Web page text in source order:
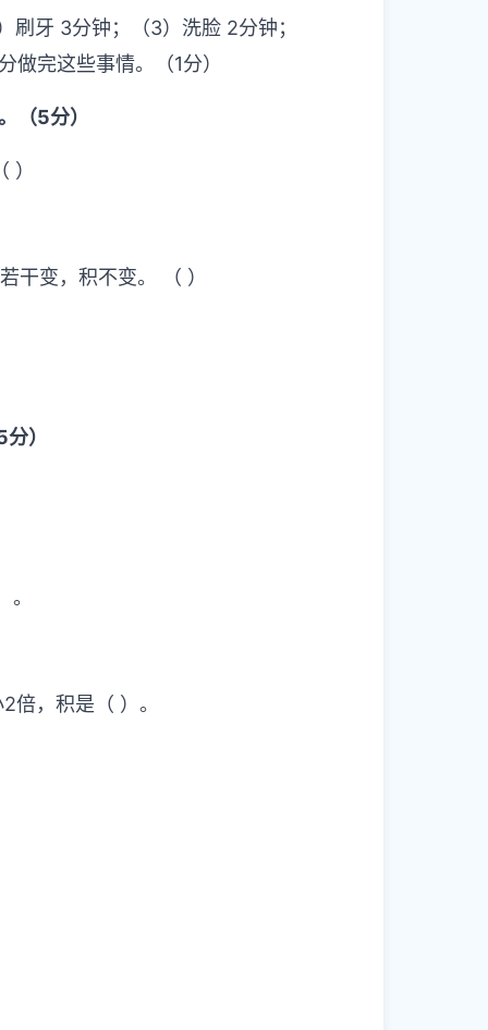
牙 3分钟；（3）洗脸 2分钟；
完这些事情。（1分）
（5分）
）
干变，积不变。 （ ）
）
，积是（ ）。